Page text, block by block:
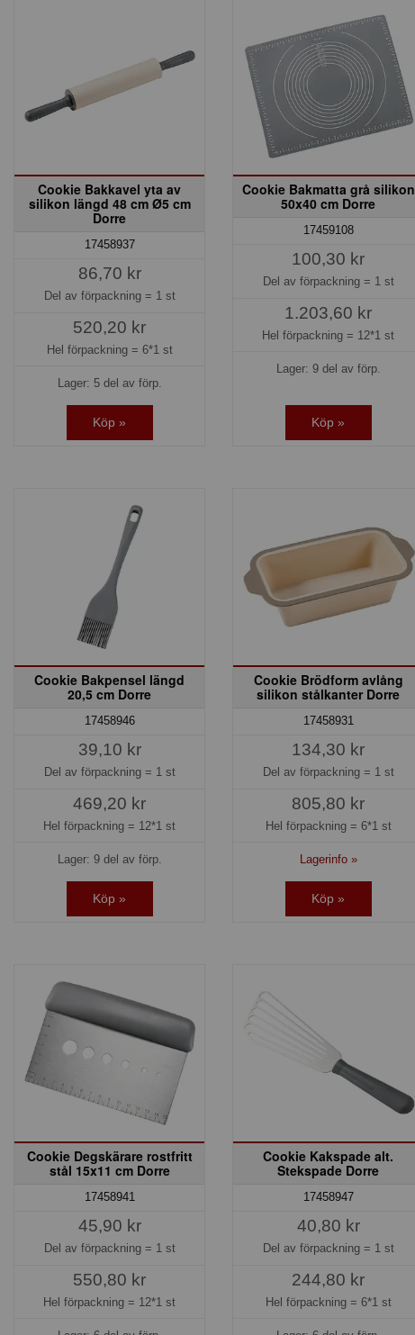
Cookie Bakkavel yta av
silikon längd 48 cm Ø5 cm
Dorre
17458937
86,70 kr
Del av förpackning = 1 st
520,20 kr
Hel förpackning = 6*1 st
Lager: 5 del av förp.
Köp »
Cookie Bakmatta grå silikon
50x40 cm Dorre
17459108
100,30 kr
Del av förpackning = 1 st
1.203,60 kr
Hel förpackning = 12*1 st
Lager: 9 del av förp.
Köp »
Cookie Bakpensel längd
20,5 cm Dorre
17458946
39,10 kr
Del av förpackning = 1 st
469,20 kr
Hel förpackning = 12*1 st
Lager: 9 del av förp.
Köp »
Cookie Brödform avlång
silikon stålkanter Dorre
17458931
134,30 kr
Del av förpackning = 1 st
805,80 kr
Hel förpackning = 6*1 st
Lagerinfo »
Köp »
Cookie Degskärare rostfritt
stål 15x11 cm Dorre
17458941
45,90 kr
Del av förpackning = 1 st
550,80 kr
Hel förpackning = 12*1 st
Cookie Kakspade alt.
Stekspade Dorre
17458947
40,80 kr
Del av förpackning = 1 st
244,80 kr
Hel förpackning = 6*1 st